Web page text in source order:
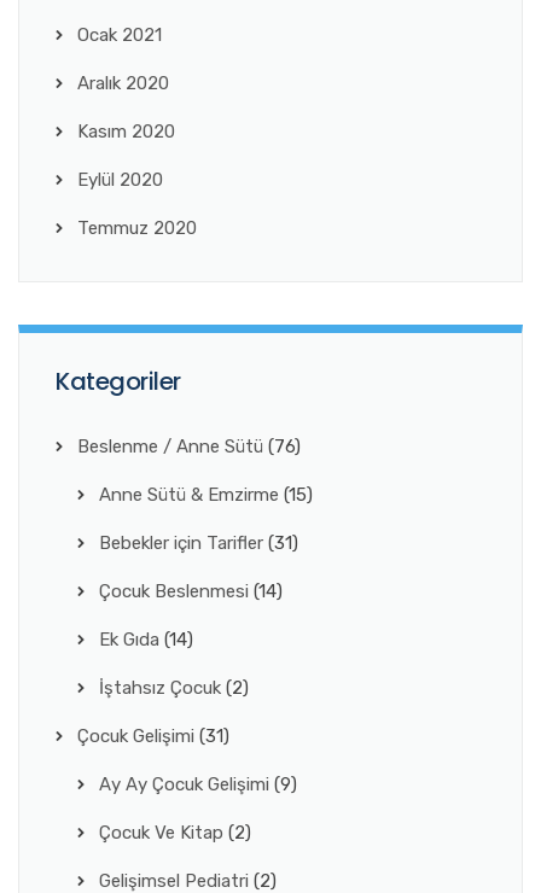
Ocak 2021
Aralık 2020
Kasım 2020
Eylül 2020
Temmuz 2020
Kategoriler
Beslenme / Anne Sütü (76)
Anne Sütü & Emzirme (15)
Bebekler için Tarifler (31)
Çocuk Beslenmesi (14)
Ek Gıda (14)
İştahsız Çocuk (2)
Çocuk Gelişimi (31)
Ay Ay Çocuk Gelişimi (9)
Çocuk Ve Kitap (2)
Gelişimsel Pediatri (2)